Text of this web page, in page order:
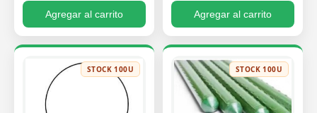
Agregar al carrito Agregar al carrito
STOCK 100U STOCK 100U